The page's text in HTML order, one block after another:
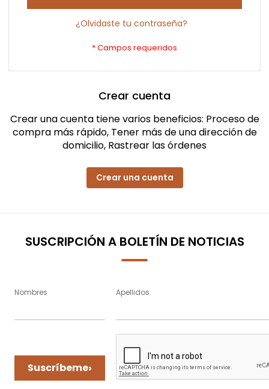
¿Olvidaste tu contraseña?
Crear cuenta
Crear una cuenta tiene varios beneficios: Proceso de
compra más rápido, Tener más de una dirección de
domicilio, Rastrear las órdenes
Crear una cuenta
SUSCRIPCIÓN A BOLETÍN DE NOTICIAS
Nombres Apellidos
Suscríbeme›